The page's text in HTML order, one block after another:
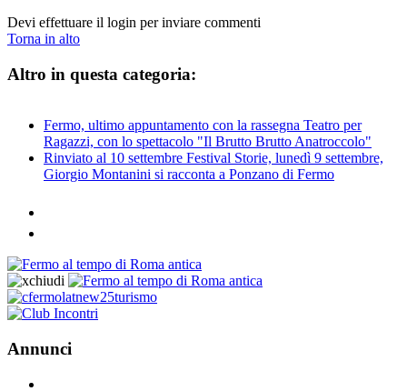
Devi effettuare il login per inviare commenti
Torna in alto
Altro in questa categoria:
Fermo, ultimo appuntamento con la rassegna Teatro per
Ragazzi, con lo spettacolo "Il Brutto Brutto Anatroccolo"
Rinviato al 10 settembre Festival Storie, lunedì 9 settembre,
Giorgio Montanini si racconta a Ponzano di Fermo
Annunci